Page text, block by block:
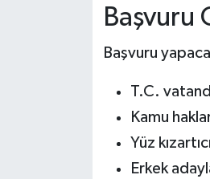
Başvuru
Başvuru
T.C.
Kamu
Yüz
Erkek